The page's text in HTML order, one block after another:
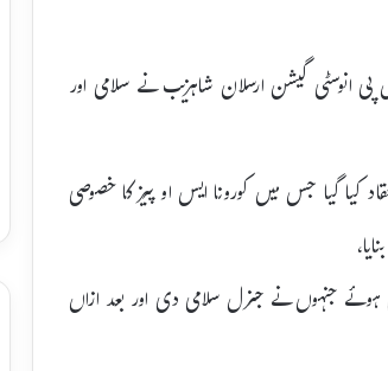
پی انوسٹی گیشن ارسلان شاہزیب نے سلامی اور
کیا گیا جس میں کورونا ایس او پیز کا خصوصی
جنہوں نے جنرل سلامی دی اور بعد ازاں